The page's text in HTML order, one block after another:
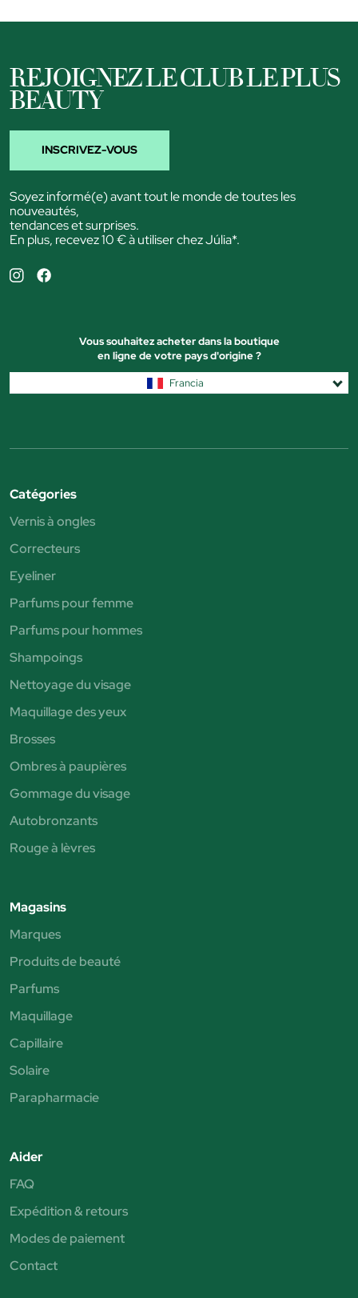
REJOIGNEZ LE CLUB LE PLUS
BEAUTY
INSCRIVEZ-VOUS
Soyez informé(e) avant tout le monde de toutes les
nouveautés,
tendances et surprises.
En plus, recevez 10 € à utiliser chez Júlia*.
Vous souhaitez acheter dans la boutique
en ligne de votre pays d'origine ?
Francia
Catégories
Vernis à ongles
Correcteurs
Eyeliner
Parfums pour femme
Parfums pour hommes
Shampoings
Nettoyage du visage
Maquillage des yeux
Brosses
Ombres à paupières
Gommage du visage
Autobronzants
Rouge à lèvres
Magasins
Marques
Produits de beauté
Parfums
Maquillage
Capillaire
Solaire
Parapharmacie
Aider
FAQ
Expédition & retours
Modes de paiement
Contact